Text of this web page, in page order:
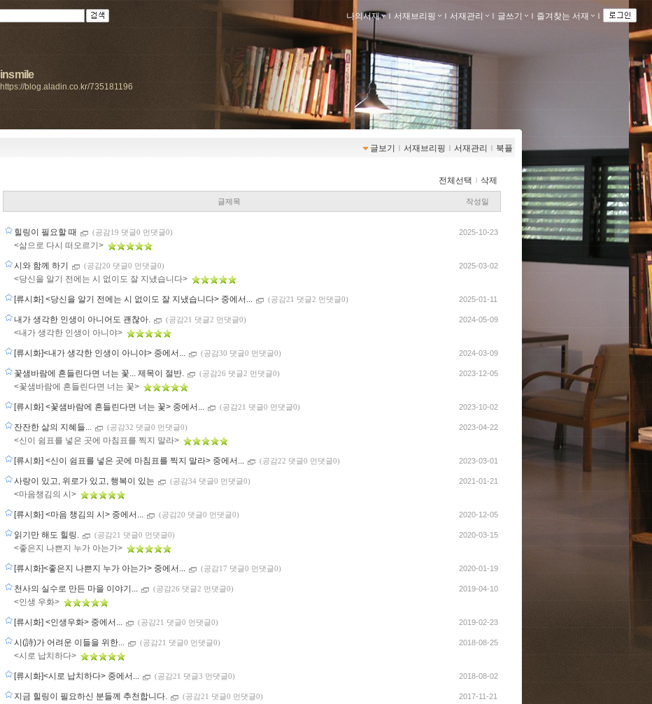
나의서재 ｌ 서재브리핑 ｌ 서재관리 ｌ 글쓰기 ｌ 즐겨찾는 서재 ｌ
insmile
https://blog.aladin.co.kr/735181196
글보기 ｌ 서재브리핑 ｌ 서재관리 ｌ 북플
전체선택 ｌ 삭제
글제목 작성일
힐링이 필요할 때 (공감19 댓글0 먼댓글0)
<삶으로 다시 떠오르기>
2025-10-23
시와 함께 하기 (공감20 댓글0 먼댓글0)
<당신을 알기 전에는 시 없이도 잘 지냈습니다>
2025-03-02
[류시화] <당신을 알기 전에는 시 없이도 잘 지냈습니다> 중에서... (공감21 댓글2 먼댓글0) 2025-01-11
내가 생각한 인생이 아니어도 괜찮아. (공감21 댓글2 먼댓글0)
<내가 생각한 인생이 아니야>
2024-05-09
[류시화]<내가 생각한 인생이 아니야> 중에서... (공감30 댓글0 먼댓글0) 2024-03-09
꽃샘바람에 흔들린다면 너는 꽃... 제목이 절반. (공감26 댓글2 먼댓글0)
<꽃샘바람에 흔들린다면 너는 꽃>
2023-12-05
[류시화] <꽃샘바람에 흔들린다면 너는 꽃> 중에서... (공감21 댓글0 먼댓글0) 2023-10-02
잔잔한 삶의 지혜들... (공감32 댓글0 먼댓글0)
<신이 쉼표를 넣은 곳에 마침표를 찍지 말라>
2023-04-22
[류시화] <신이 쉼표를 넣은 곳에 마침표를 찍지 말라> 중에서... (공감22 댓글0 먼댓글0) 2023-03-01
사랑이 있고, 위로가 있고, 행복이 있는 (공감34 댓글0 먼댓글0)
<마음챙김의 시>
2021-01-21
[류시화] <마음 챙김의 시> 중에서... (공감20 댓글0 먼댓글0) 2020-12-05
읽기만 해도 힐링. (공감21 댓글0 먼댓글0)
<좋은지 나쁜지 누가 아는가>
2020-03-15
[류시화]<좋은지 나쁜지 누가 아는가> 중에서... (공감17 댓글0 먼댓글0) 2020-01-19
천사의 실수로 만든 마을 이야기... (공감26 댓글2 먼댓글0)
<인생 우화>
2019-04-10
[류시화] <인생우화> 중에서... (공감21 댓글0 먼댓글0) 2019-02-23
시(詩)가 어려운 이들을 위한... (공감21 댓글0 먼댓글0)
<시로 납치하다>
2018-08-25
[류시화]<시로 납치하다> 중에서... (공감21 댓글3 먼댓글0) 2018-08-02
지금 힐링이 필요하신 분들께 추천합니다. (공감21 댓글0 먼댓글0) 2017-11-21